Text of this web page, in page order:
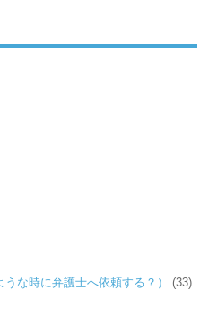
な時に弁護士へ依頼する？） (33)